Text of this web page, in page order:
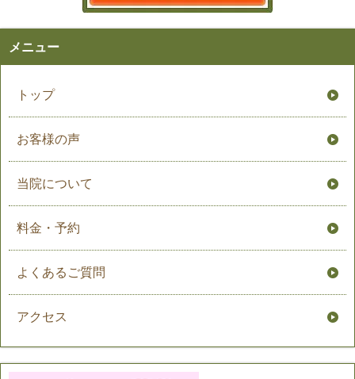
メニュー
トップ
お客様の声
当院について
料金・予約
よくあるご質問
アクセス